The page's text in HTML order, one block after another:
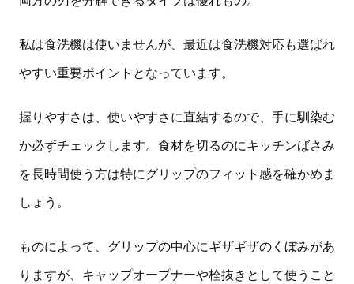
私は食洗機は使いませんが、最近は食洗機対応も選ばれ
やすい重要ポイントとなっています。
握りやすさは、使いやすさに直結するので、手に馴染む
か必ずチェックします。食材を切るのにキッチンばさみ
を長時間使う方は特にグリップのフィット感を確かめま
しょう。
ものによって、グリップの中心にギザギザのくぼみがあ
りますが、キャップオープナーや栓抜きとして使うこと